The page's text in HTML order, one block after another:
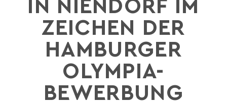
IN NIENDORF IM
ZEICHEN DER
HAMBURGER
OLYMPIA-
BEWERBUNG